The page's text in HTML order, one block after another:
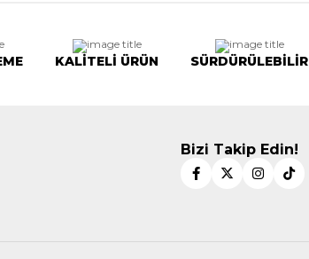
KALİTELİ ÜRÜN SÜRDÜRÜLEBİLİR
Bizi Takip Edin!